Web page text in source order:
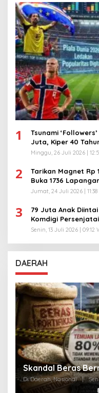
1
Tsunami
Juta, Kiper 40
Minggu, 26 Juli 2026 |
2
Tarikan Magnet Rp
Buka 1736
Jumat, 24 Juli 2026 | 11:38
3
79 Juta Anak
Komdigi
Senin, 13 Juli 2026 | 09:12
DAERAH
Skandal Beras
Di Daerah, Nasional |